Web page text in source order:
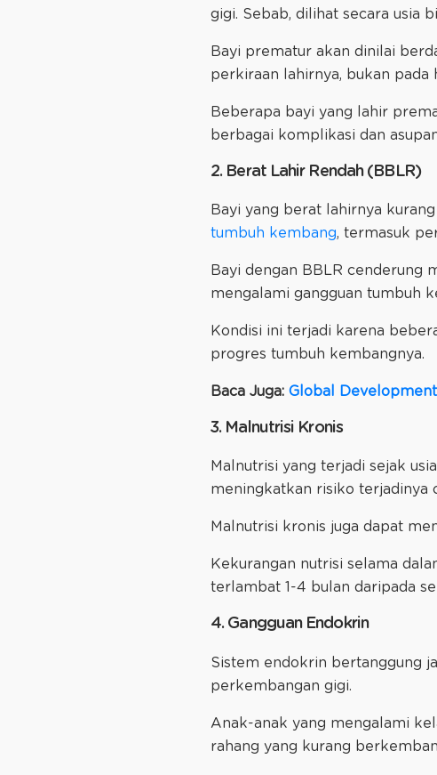
gigi. Sebab, dilihat secara usia
Bayi prematur akan dinilai
perkiraan lahirnya, bukan pada
Beberapa bayi yang lahir
berbagai komplikasi dan
2. Berat Lahir Rendah (BBLR)
Bayi yang berat lahirnya
tumbuh kembang, termasuk
Bayi dengan BBLR cenderung
mengalami gangguan tumbuh
Kondisi ini terjadi karena
progres tumbuh kembangnya.
Baca Juga: Global Development
3. Malnutrisi Kronis
Malnutrisi yang terjadi sejak
meningkatkan risiko terjadinya
Malnutrisi kronis juga dapat
Kekurangan nutrisi selama
terlambat 1-4 bulan daripada
4. Gangguan Endokrin
Sistem endokrin bertanggung
perkembangan gigi.
Anak-anak yang mengalami
rahang yang kurang